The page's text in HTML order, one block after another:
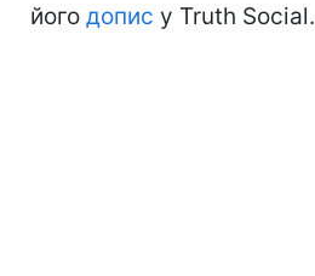
його допис у Truth Social.